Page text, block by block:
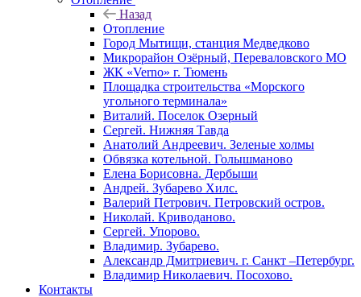
Назад
Отопление
Город Мытищи, станция Медведково
Микрорайон Озёрный, Переваловского МО
ЖК «Verno» г. Тюмень
Площадка строительства «Морского
угольного терминала»
Виталий. Поселок Озерный
Сергей. Нижняя Тавда
Анатолий Андреевич. Зеленые холмы
Обвязка котельной. Голышманово
Елена Борисовна. Дербыши
Андрей. Зубарево Хилс.
Валерий Петрович. Петровский остров.
Николай. Криводаново.
Сергей. Упорово.
Владимир. Зубарево.
Александр Дмитриевич. г. Санкт –Петербург.
Владимир Николаевич. Посохово.
Контакты